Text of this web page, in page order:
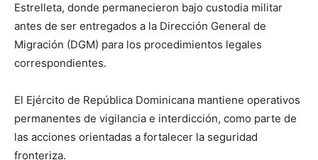
Estrelleta, donde permanecieron bajo custodia militar
antes de ser entregados a la Dirección General de
Migración (DGM) para los procedimientos legales
correspondientes.
El Ejército de República Dominicana mantiene operativos
permanentes de vigilancia e interdicción, como parte de
las acciones orientadas a fortalecer la seguridad
fronteriza.